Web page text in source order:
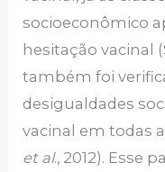
socioeconômico
hesitação vacinal
também foi
desigualdades
vacinal em todas
et al., 2012). Esse